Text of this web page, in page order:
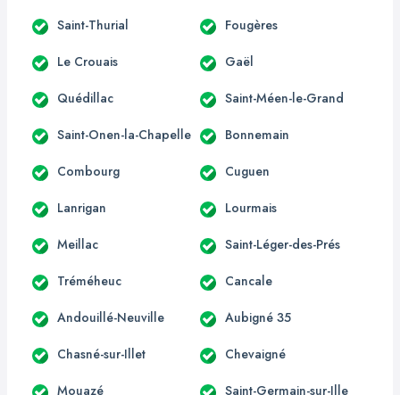
Saint-Thurial Fougères
Le Crouais Gaël
Quédillac Saint-Méen-le-Grand
Saint-Onen-la-Chapelle Bonnemain
Combourg Cuguen
Lanrigan Lourmais
Meillac Saint-Léger-des-Prés
Tréméheuc Cancale
Andouillé-Neuville Aubigné 35
Chasné-sur-Illet Chevaigné
Mouazé Saint-Germain-sur-Ille